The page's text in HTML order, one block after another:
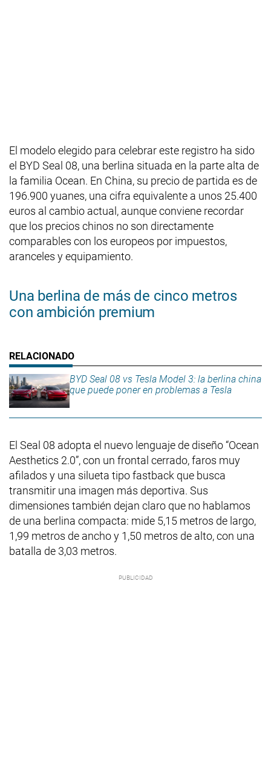
El modelo elegido para celebrar este registro ha sido
el BYD Seal 08, una berlina situada en la parte alta de
la familia Ocean. En China, su precio de partida es de
196.900 yuanes, una cifra equivalente a unos 25.400
euros al cambio actual, aunque conviene recordar
que los precios chinos no son directamente
comparables con los europeos por impuestos,
aranceles y equipamiento.
Una berlina de más de cinco metros
con ambición premium
BYD Seal 08 vs Tesla Model 3: la berlina china
que puede poner en problemas a Tesla
El Seal 08 adopta el nuevo lenguaje de diseño “Ocean
Aesthetics 2.0”, con un frontal cerrado, faros muy
afilados y una silueta tipo fastback que busca
transmitir una imagen más deportiva. Sus
dimensiones también dejan claro que no hablamos
de una berlina compacta: mide 5,15 metros de largo,
1,99 metros de ancho y 1,50 metros de alto, con una
batalla de 3,03 metros.